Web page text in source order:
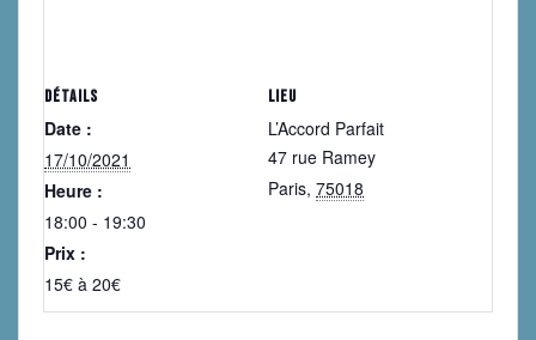
DÉTAILS
Date :
17/10/2021
Heure :
18:00 - 19:30
Prix :
15€ à 20€
LIEU
L’Accord Parfait
47 rue Ramey
Paris, 75018